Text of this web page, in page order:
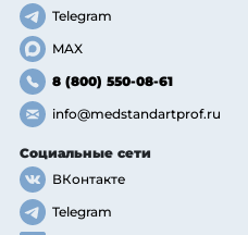
Telegram
MAX
8 (800) 550-08-61
info@medstandartprof.ru
Социальные сети
ВКонтакте
Telegram